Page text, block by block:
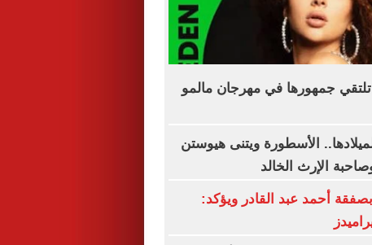
جمهورها في مهرجان مالمو
الـ63 لميلادها.. الأسطورة ويتنى هيوستن
الإرث الخالد
أحمد عبد القادر ويؤكد: